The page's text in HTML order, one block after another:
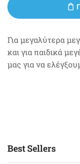
Για μεγαλύτερα
και για παιδικά
μας για να
Best Sellers